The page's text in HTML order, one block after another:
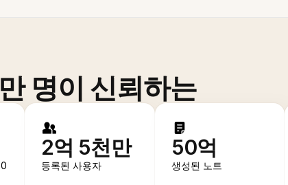
명이 신뢰하는
2억 5천만
등록된 사용자
50억
생성된 노트